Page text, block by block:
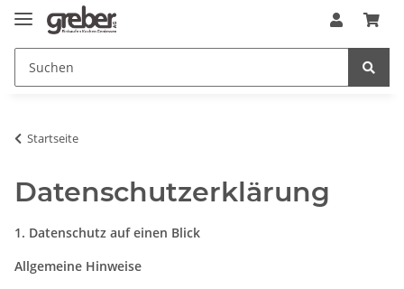
Startseite
Datenschutzerklärung
1. Datenschutz auf einen Blick
Allgemeine Hinweise